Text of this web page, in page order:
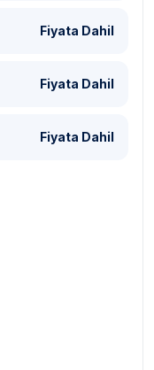
Fiyata Dahil
Fiyata Dahil
Fiyata Dahil